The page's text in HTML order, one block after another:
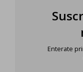
Enterate